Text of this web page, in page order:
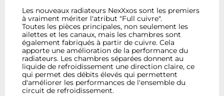
Les nouveaux radiateurs NexXxos sont les premiers
à vraiment mériter l'atribut "Full cuivre".
Toutes les pièces principales, non seulement les
ailettes et les canaux, mais les chambres sont
également fabriqués à partir de cuivre. Cela
apporte une amélioration de la performance du
radiateurs. Les chambres séparées donnent au
liquide de refroidissement une direction claire, ce
qui permet des débits élevés qui permettent
d'améliorer les performances de l'ensemble du
circuit de refroidissement.